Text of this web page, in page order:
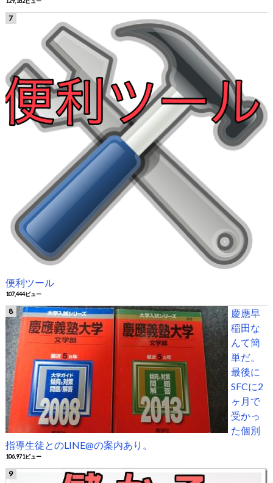
便利ツール
107,444ビュー
慶應早
稲田な
んて簡
単だ。
最後に
SFCに2
ヶ月で
受かっ
た個別
指導生徒とのLINE@の案内あり。
106,971ビュー